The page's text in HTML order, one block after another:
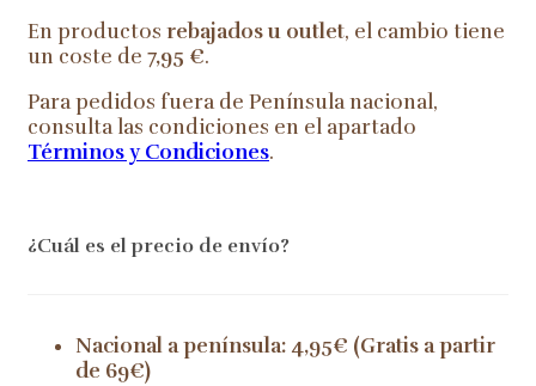
En productos rebajados u outlet, el cambio tiene
un coste de 7,95 €.
Para pedidos fuera de Península nacional,
consulta las condiciones en el apartado
Términos y Condiciones.
¿Cuál es el precio de envío?
Nacional a península: 4,95€ (Gratis a partir
de 69€)